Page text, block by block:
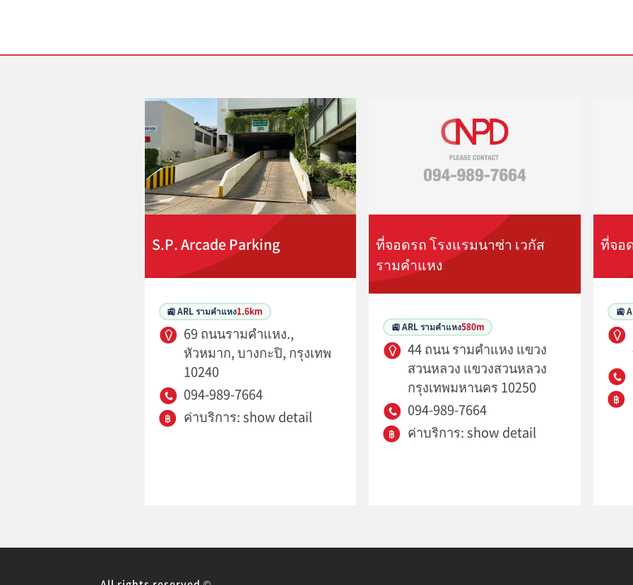
S.P. Arcade Parking
🚉 ARL รามคำแหง1.6km
69 ถนนรามคำแหง.,
หัวหมาก, บางกะปิ, กรุงเทพ
10240
094-989-7664
ค่าบริการ: show detail
ที่จอดรถ โรงแรมนาซ่า เวกัส
รามคำแหง
🚉 ARL รามคำแหง580m
44 ถนน รามคำแหง แขวง
สวนหลวง แขวงสวนหลวง
กรุงเทพมหานคร 10250
094-989-7664
ค่าบริการ: show detail
ที่จอ
🚉